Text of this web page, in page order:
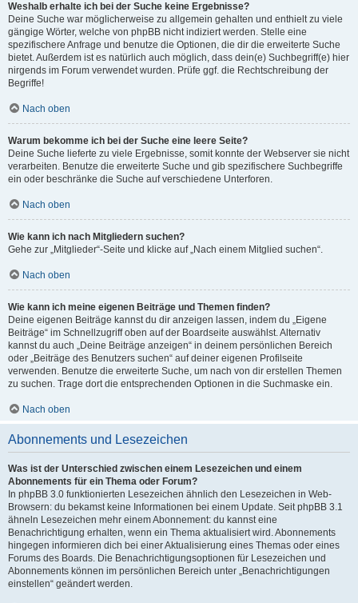
Weshalb erhalte ich bei der Suche keine Ergebnisse?
Deine Suche war möglicherweise zu allgemein gehalten und enthielt zu viele
gängige Wörter, welche von phpBB nicht indiziert werden. Stelle eine
spezifischere Anfrage und benutze die Optionen, die dir die erweiterte Suche
bietet. Außerdem ist es natürlich auch möglich, dass dein(e) Suchbegriff(e) hier
nirgends im Forum verwendet wurden. Prüfe ggf. die Rechtschreibung der
Begriffe!
Nach oben
Warum bekomme ich bei der Suche eine leere Seite?
Deine Suche lieferte zu viele Ergebnisse, somit konnte der Webserver sie nicht
verarbeiten. Benutze die erweiterte Suche und gib spezifischere Suchbegriffe
ein oder beschränke die Suche auf verschiedene Unterforen.
Nach oben
Wie kann ich nach Mitgliedern suchen?
Gehe zur „Mitglieder“-Seite und klicke auf „Nach einem Mitglied suchen“.
Nach oben
Wie kann ich meine eigenen Beiträge und Themen finden?
Deine eigenen Beiträge kannst du dir anzeigen lassen, indem du „Eigene
Beiträge“ im Schnellzugriff oben auf der Boardseite auswählst. Alternativ
kannst du auch „Deine Beiträge anzeigen“ in deinem persönlichen Bereich
oder „Beiträge des Benutzers suchen“ auf deiner eigenen Profilseite
verwenden. Benutze die erweiterte Suche, um nach von dir erstellen Themen
zu suchen. Trage dort die entsprechenden Optionen in die Suchmaske ein.
Nach oben
Abonnements und Lesezeichen
Was ist der Unterschied zwischen einem Lesezeichen und einem
Abonnements für ein Thema oder Forum?
In phpBB 3.0 funktionierten Lesezeichen ähnlich den Lesezeichen in Web-
Browsern: du bekamst keine Informationen bei einem Update. Seit phpBB 3.1
ähneln Lesezeichen mehr einem Abonnement: du kannst eine
Benachrichtigung erhalten, wenn ein Thema aktualisiert wird. Abonnements
hingegen informieren dich bei einer Aktualisierung eines Themas oder eines
Forums des Boards. Die Benachrichtigungsoptionen für Lesezeichen und
Abonnements können im persönlichen Bereich unter „Benachrichtigungen
einstellen“ geändert werden.